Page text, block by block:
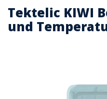
Tektelic KIWI
und